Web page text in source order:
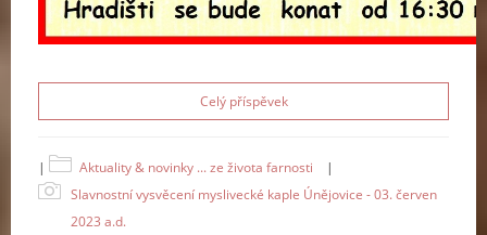
Celý příspěvek
| Aktuality & novinky ... ze života farnosti
|
Slavnostní vysvěcení myslivecké kaple Únějovice - 03. červen
2023 a.d.